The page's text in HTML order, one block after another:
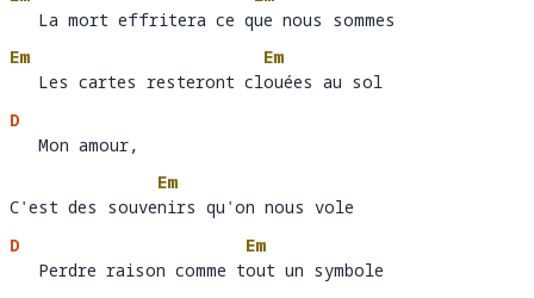
   La mort effritera ce q
ue
   La mort effritera ce que nous sommes
Em
   Les cartes resteront cl
Em
ou
   Les cartes resteront clouées au sol
D
   Mon amour,
C'est des souve
Em
ni
C'est des souvenirs qu'on nous vole
D
   Perdre raison comme t
Em
ou
   Perdre raison comme tout un symbole